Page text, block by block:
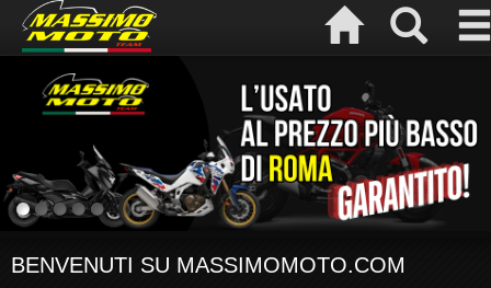
BENVENUTI SU MASSIMOMOTO.COM